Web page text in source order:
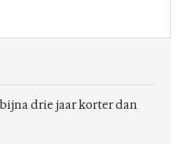
drie jaar korter dan